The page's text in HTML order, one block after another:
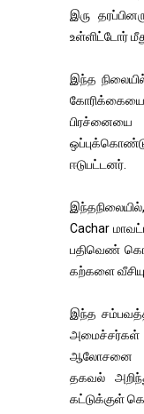
இரு
உள்ளிட்டோர்
இந்த
கோரிக்கையை
ஈடுபட்டனர்.
Cachar
பதிவெண்
கற்களை
இந்த
ஆலோசனை
தகவல்
கட்டுக்குள்